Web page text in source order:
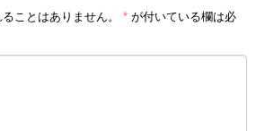
ことはありません。 * が付いている欄は必